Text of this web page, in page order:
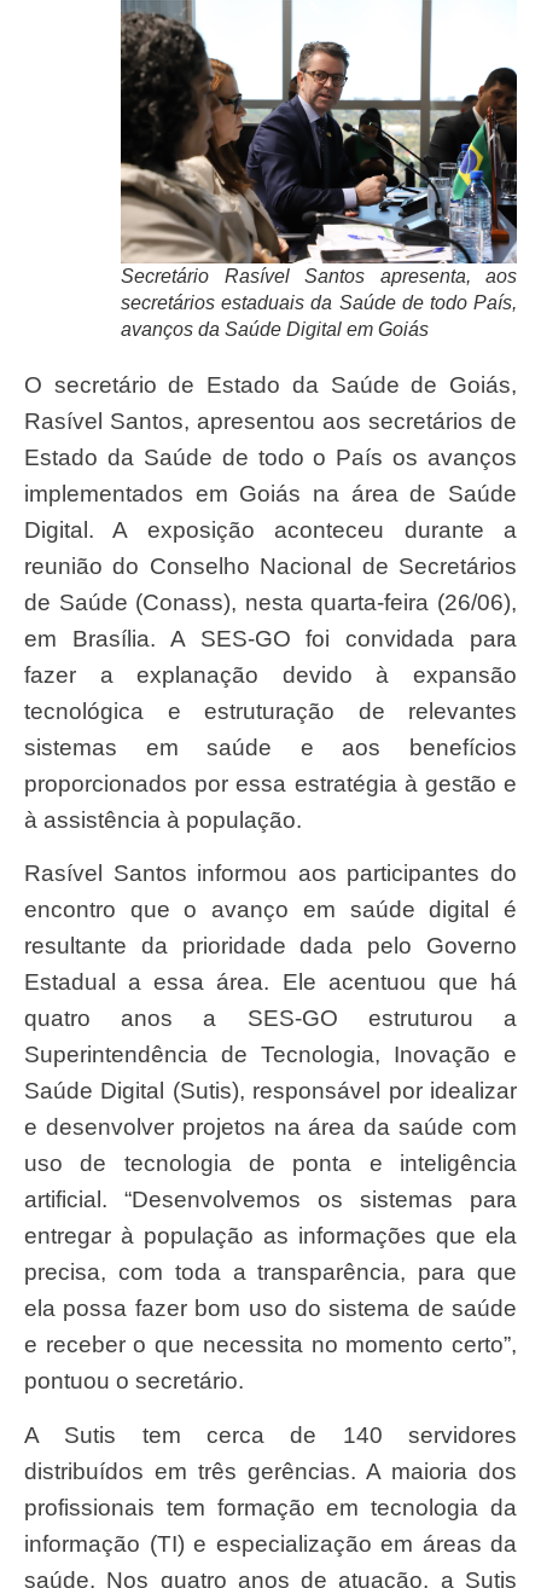
Secretário Rasível Santos apresenta, aos
secretários estaduais da Saúde de todo País,
avanços da Saúde Digital em Goiás
O secretário de Estado da Saúde de Goiás,
Rasível Santos, apresentou aos secretários de
Estado da Saúde de todo o País os avanços
implementados em Goiás na área de Saúde
Digital. A exposição aconteceu durante a
reunião do Conselho Nacional de Secretários
de Saúde (Conass), nesta quarta-feira (26/06),
em Brasília. A SES-GO foi convidada para
fazer a explanação devido à expansão
tecnológica e estruturação de relevantes
sistemas em saúde e aos benefícios
proporcionados por essa estratégia à gestão e
à assistência à população.
Rasível Santos informou aos participantes do
encontro que o avanço em saúde digital é
resultante da prioridade dada pelo Governo
Estadual a essa área. Ele acentuou que há
quatro anos a SES-GO estruturou a
Superintendência de Tecnologia, Inovação e
Saúde Digital (Sutis), responsável por idealizar
e desenvolver projetos na área da saúde com
uso de tecnologia de ponta e inteligência
artificial. “Desenvolvemos os sistemas para
entregar à população as informações que ela
precisa, com toda a transparência, para que
ela possa fazer bom uso do sistema de saúde
e receber o que necessita no momento certo”,
pontuou o secretário.
A Sutis tem cerca de 140 servidores
distribuídos em três gerências. A maioria dos
profissionais tem formação em tecnologia da
informação (TI) e especialização em áreas da
saúde. Nos quatro anos de atuação, a Sutis